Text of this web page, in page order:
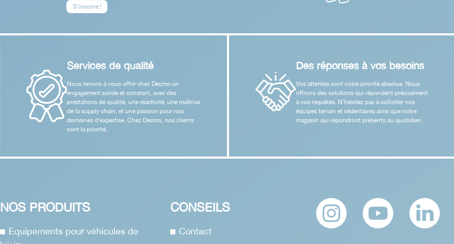
Services de qualité
Nous tenons à vous offrir chez Decmo un
engagement solide et constant, avec des
prestations de qualité, une réactivité, une maîtrise
de la supply chain, et une passion pour nos
domaines d'expertise. Chez Decmo, nos clients
sont la priorité.
Des réponses à vos besoins
Vos attentes sont notre priorité absolue. Nous
offrons des solutions qui répondent précisément
à vos requêtes. N'hésitez pas à solliciter nos
équipes terrain et sédentaires ainsi que notre
magasin qui répondront présents au quotidien.
NOS PRODUITS
Equipements pour véhicules de
CONSEILS
Contact